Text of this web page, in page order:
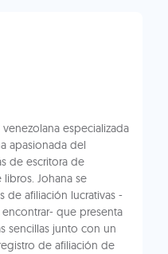
especializada
apasionada del
de escritora de
Johana se
de afiliación lucrativas -
que presenta
sencillas junto con un
de afiliación de